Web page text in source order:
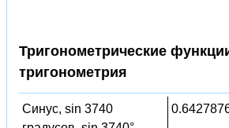
Тригонометрические
тригонометрия
Синус, sin 3740